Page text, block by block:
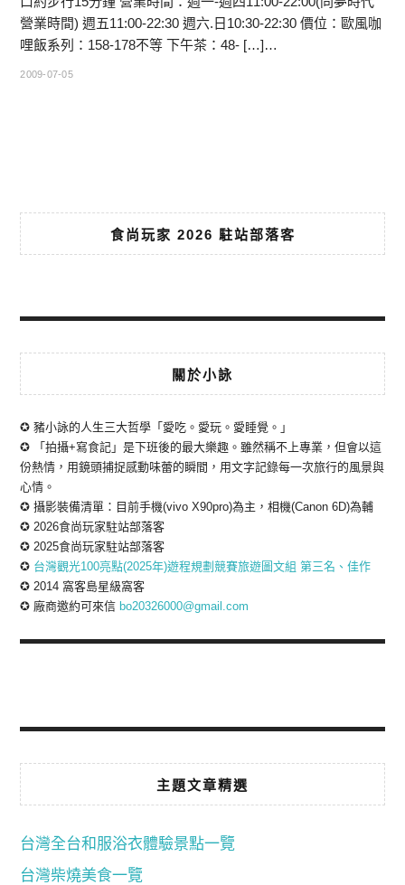
營業時間) 週五11:00-22:30 週六.日10:30-22:30 價位：歐風咖
哩飯系列：158-178不等 下午茶：48- […]…
2009-07-05
食尚玩家 2026 駐站部落客
關於小詠
✪ 豬小詠的人生三大哲學「愛吃。愛玩。愛睡覺。」
✪ 「拍攝+寫食記」是下班後的最大樂趣。雖然稱不上專業，但會以這
份熱情，用鏡頭捕捉感動味蕾的瞬間，用文字記錄每一次旅行的風景與
心情。
✪ 攝影裝備清單：目前手機(vivo X90pro)為主，相機(Canon 6D)為輔
✪ 2026食尚玩家駐站部落客
✪ 2025食尚玩家駐站部落客
✪ 台灣觀光100亮點(2025年)遊程規劃競賽旅遊圖文組 第三名、佳作
✪ 2014 窩客島星級窩客
✪ 廠商邀約可來信 bo20326000@gmail.com
主題文章精選
台灣全台和服浴衣體驗景點一覽
台灣柴燒美食一覽